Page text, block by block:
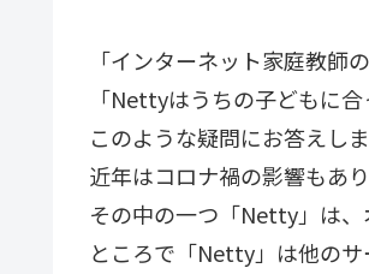
「インターネット家庭教師
「Nettyはうちの子どもに合
このような疑問にお答えしま
近年はコロナ禍の影響もあ
その中の一つ「Netty」は
ところで「Netty」は他のサ